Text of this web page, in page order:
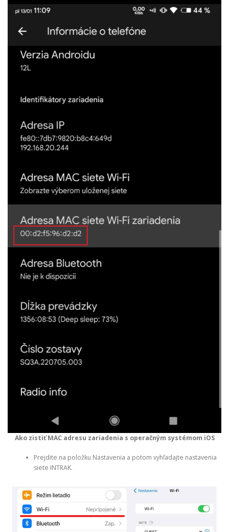
Ako zistiť MAC adresu zariadenia s operačným systémom iOS
Prejdite na položku Nastavenia a potom vyhľadajte nastavenia
siete INTRAK.